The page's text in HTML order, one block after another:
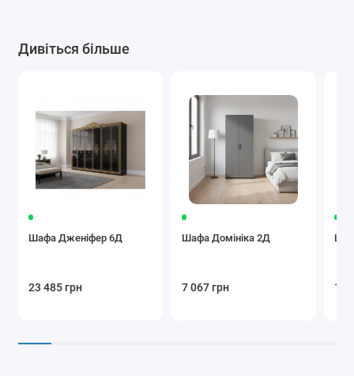
Дивіться більше
Шафа Дженіфер 6Д
23 485 грн
Шафа Домініка 2Д
7 067 грн 10